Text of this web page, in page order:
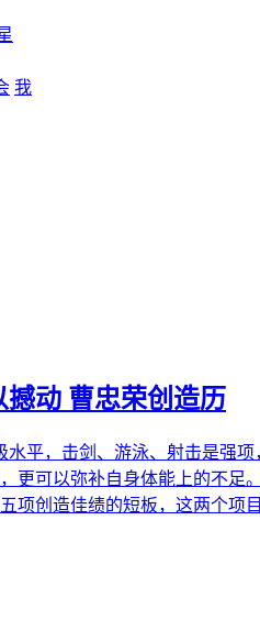
我
动 曹忠荣创造历
，击剑、游泳、射击是强项
更可以弥补自身体能上的不
项创造佳绩的短板，这两个项